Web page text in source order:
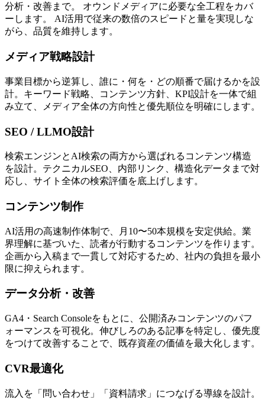
分析・改善まで。 オウンドメディアに必要な全工程をカバ
ーします。 AI活用で従来の数倍のスピードと量を実現しな
がら、品質を維持します。
メディア戦略設計
事業目標から逆算し、誰に・何を・どの順番で届けるかを設
計。キーワード戦略、コンテンツ方針、KPI設計を一体で組
み立て、メディア全体の方向性と優先順位を明確にします。
SEO / LLMO設計
検索エンジンとAI検索の両方から選ばれるコンテンツ構造
を設計。テクニカルSEO、内部リンク、構造化データまで対
応し、サイト全体の検索評価を底上げします。
コンテンツ制作
AI活用の高速制作体制で、月10〜50本規模を安定供給。業
界理解に基づいた、読者が行動するコンテンツを作ります。
企画から入稿まで一貫して対応するため、社内の負担を最小
限に抑えられます。
データ分析・改善
GA4・Search Consoleをもとに、公開済みコンテンツのパフ
ォーマンスを可視化。伸びしろのある記事を特定し、優先度
をつけて改善することで、既存資産の価値を最大化します。
CVR最適化
流入を「問い合わせ」「資料請求」につなげる導線を設計。